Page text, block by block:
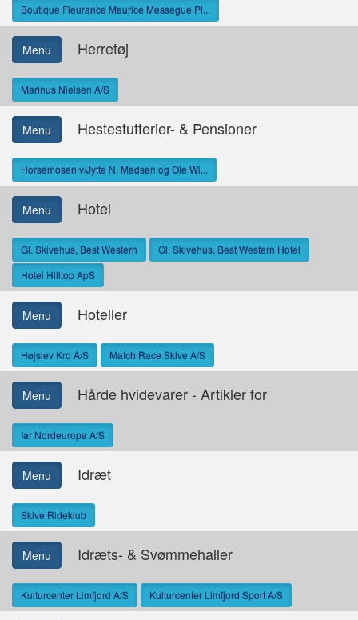
Boutique Fleurance Maurice Messegue Pl...
Menu Herretøj
Marinus Nielsen A/S
Menu Hestestutterier- & Pensioner
Horsemosen v/Jytte N. Madsen og Ole Wi...
Menu Hotel
Gl. Skivehus, Best Western
Gl. Skivehus, Best Western Hotel
Hotel Hilltop ApS
Menu Hoteller
Højslev Kro A/S Match Race Skive A/S
Menu Hårde hvidevarer - Artikler for
Iar Nordeuropa A/S
Menu Idræt
Skive Rideklub
Menu Idræts- & Svømmehaller
Kulturcenter Limfjord A/S Kulturcenter Limfjord Sport A/S